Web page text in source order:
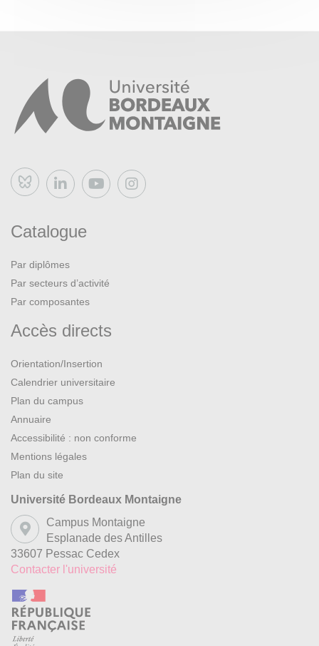
Bluesky
Catalogue
Par diplômes
Par secteurs d’activité
Par composantes
Accès directs
Orientation/Insertion
Calendrier universitaire
Plan du campus
Annuaire
Accessibilité : non conforme
Mentions légales
Plan du site
Université Bordeaux Montaigne
Campus Montaigne
Esplanade des Antilles
33607 Pessac Cedex
Contacter l'université